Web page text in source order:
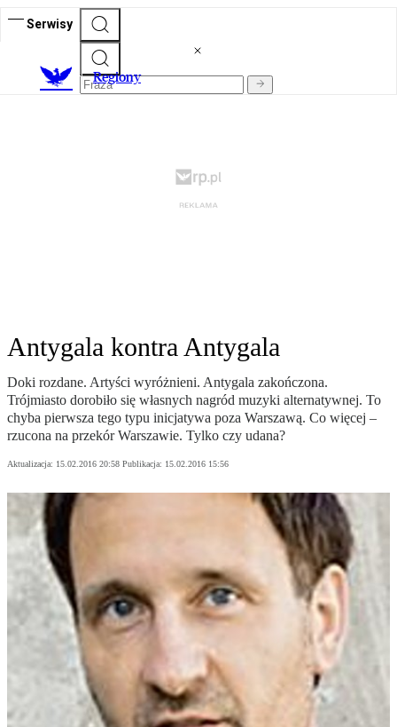
Serwisy
Regiony
Antygala kontra Antygala
Doki rozdane. Artyści wyróżnieni. Antygala zakończona.
Trójmiasto dorobiło się własnych nagród muzyki alternatywnej. To
chyba pierwsza tego typu inicjatywa poza Warszawą. Co więcej –
rzucona na przekór Warszawie. Tylko czy udana?
Aktualizacja: 15.02.2016 20:58 Publikacja: 15.02.2016 15:56